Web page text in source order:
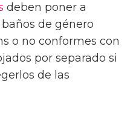
deben poner a
de género
o no conformes con
por separado si
de las